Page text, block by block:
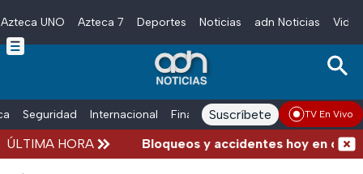
Skip to main content
Azteca UNO Azteca 7 Deportes Noticias adn Noticias
Seguridad Internacional Finanzas adn Noticias Radio
Suscríbete TV En Vivo
ÚLTIMA HORA Bloqueos y accidentes hoy en